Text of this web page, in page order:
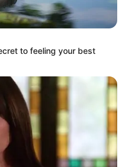
solo representaron el
to feeling your best